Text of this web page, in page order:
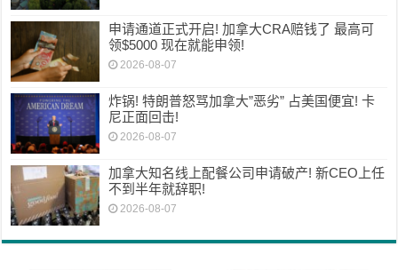
申请通道正式开启! 加拿大CRA赔钱了 最高可
领$5000 现在就能申领!
2026-08-07
炸锅! 特朗普怒骂加拿大”恶劣” 占美国便宜! 卡
尼正面回击!
2026-08-07
加拿大知名线上配餐公司申请破产! 新CEO上任
不到半年就辞职!
2026-08-07